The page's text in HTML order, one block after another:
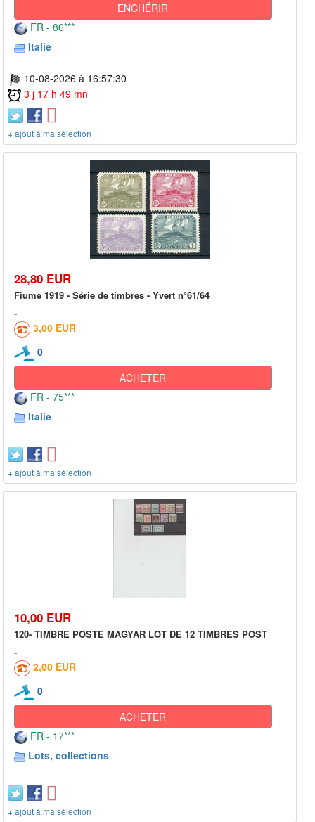
ENCHÉRIR
FR - 86***
Italie
10-08-2026 à 16:57:30
3 j 17 h 49 mn
+ ajout à ma sélection
28,80 EUR
Fiume 1919 - Série de timbres - Yvert n°61/64
3,00 EUR
0
ACHETER
FR - 75***
Italie
+ ajout à ma sélection
10,00 EUR
120- TIMBRE POSTE MAGYAR LOT DE 12 TIMBRES POST
2,00 EUR
0
ACHETER
FR - 17***
Lots, collections
+ ajout à ma sélection